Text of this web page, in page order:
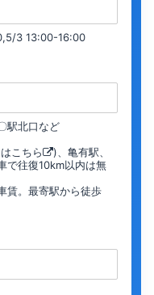
3 13:00-16:00
駅北口など
こちら
)、亀有駅、
で往復10km以内は無
賃。最寄駅から徒歩